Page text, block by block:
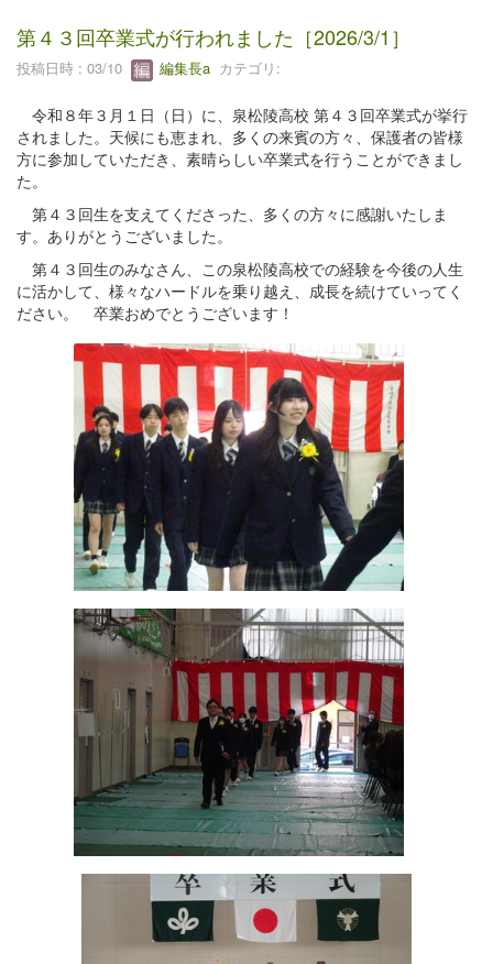
第４３回卒業式が行われました［2026/3/1］
投稿日時 : 03/10 編集長a カテゴリ:
令和８年３月１日（日）に、泉松陵高校 第４３回卒業式が挙行
されました。天候にも恵まれ、多くの来賓の方々、保護者の皆様
方に参加していただき、素晴らしい卒業式を行うことができまし
た。
第４３回生を支えてくださった、多くの方々に感謝いたしま
す。ありがとうございました。
第４３回生のみなさん、この泉松陵高校での経験を今後の人生
に活かして、様々なハードルを乗り越え、成長を続けていってく
ださい。 卒業おめでとうございます！